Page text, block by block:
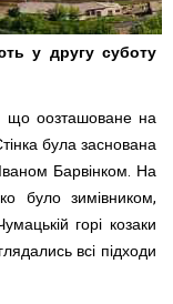
у другу суботу
що оозташоване на
була заснована
Барвінком. На
було зимівником,
горі козаки
всі підходи